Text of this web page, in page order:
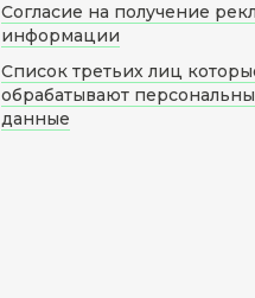
Согласие на получение
информации
Список третьих лиц
обрабатывают
данные